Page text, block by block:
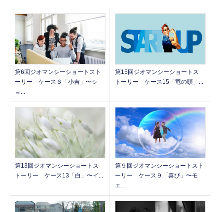
第6回ジオマンシーショートスト
ーリー ケース６「小吉」〜シ
ョ...
第15回ジオマンシーショートス
トーリー ケース15「竜の頭」...
第13回ジオマンシーショートス
トーリー ケース13「白」〜イ...
第９回ジオマンシーショートスト
ーリー ケース９「喜び」〜モ
エ...